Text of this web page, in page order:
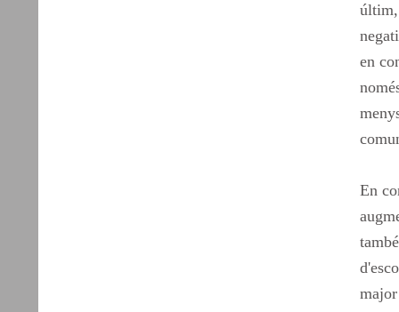
últim,
en
En